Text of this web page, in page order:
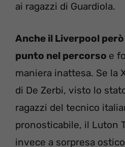
ai ragazzi di Guardiola.
Anche il Liverpool
punto nel percorso e
maniera inattesa. Se la
di De Zerbi, visto lo
ragazzi del tecnico
pronosticabile, il Luton
invece a sorpresa